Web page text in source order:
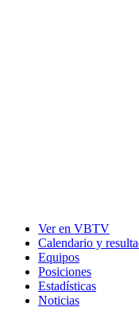
Ver en VBTV
Calendario y
Equipos
Posiciones
Estadísticas
Noticias